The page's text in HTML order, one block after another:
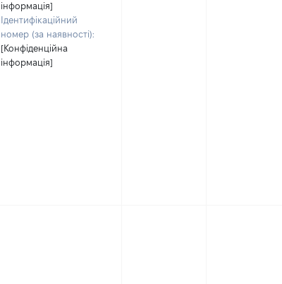
інформація]
Ідентифікаційний
номер (за наявності):
[Конфіденційна
інформація]